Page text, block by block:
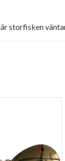
storfisken